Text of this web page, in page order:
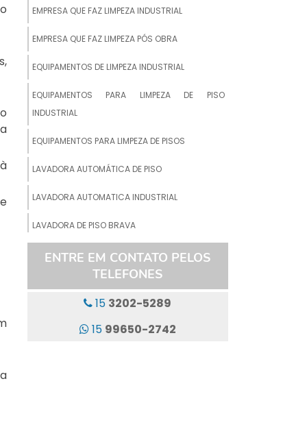
EMPRESA QUE FAZ LIMPEZA INDUSTRIAL
EMPRESA QUE FAZ LIMPEZA PÓS OBRA
EQUIPAMENTOS DE LIMPEZA INDUSTRIAL
EQUIPAMENTOS PARA LIMPEZA DE PISO
INDUSTRIAL
EQUIPAMENTOS PARA LIMPEZA DE PISOS
LAVADORA AUTOMÁTICA DE PISO
LAVADORA AUTOMATICA INDUSTRIAL
LAVADORA DE PISO BRAVA
LAVADORA DE PISO INDUSTRIAL
LAVADORA DE PISO INDUSTRIAL ALUGUEL
LAVADORA DE PISO INDUSTRIAL ECO
LAVADORA DE PISO INDUSTRIAL LOCAÇÃO
ENTRE EM CONTATO PELOS
TELEFONES
15 3202-5289
15 99650-2742